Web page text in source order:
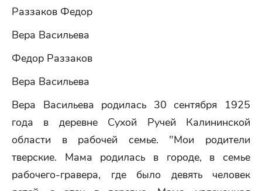
Раззаков Федор
Вера Васильева
Федор Раззаков
Вера Васильева
Вера Васильева родилась 30 сентября 1925
года в деревне Сухой Ручей Калининской
области в рабочей семье. "Мои родители
тверские. Мама родилась в городе, в семье
рабочего-гравера, где было девять человек